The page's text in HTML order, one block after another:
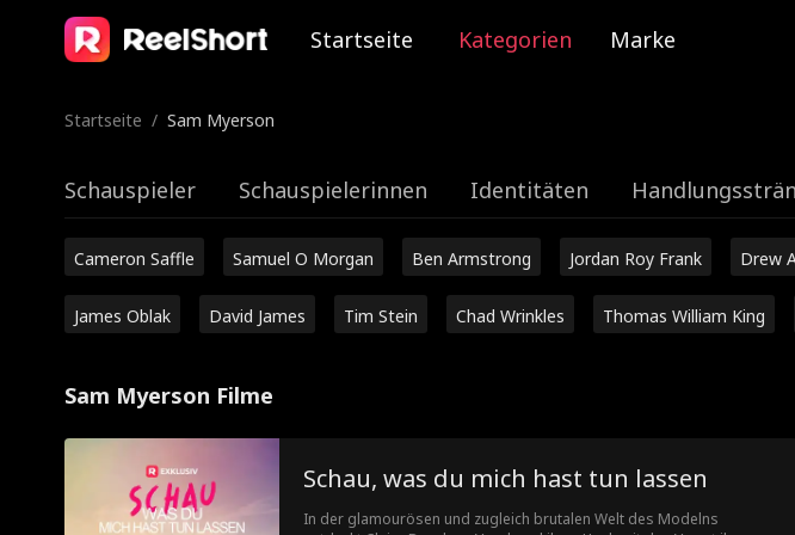
Startseite Kategorien Marke
Startseite / Sam Myerson
Schauspieler Schauspielerinnen Identitäten
Cameron Saffle Samuel O Morgan Ben Armstrong Jordan Roy Frank Drew
James Oblak David James Tim Stein Chad Wrinkles Thomas William King
Sam Myerson Filme
Schau, was du mich hast tun lassen
In der glamourösen und zugleich brutalen Welt des Modelns